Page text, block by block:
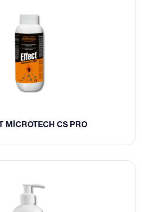
MICROTECH CS PRO